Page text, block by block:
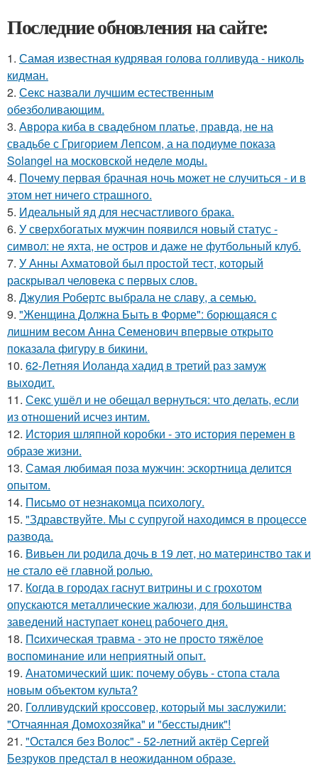
Последние обновления на сайте:
1. Самая известная кудрявая голова голливуда - николь
кидман.
2. Секс назвали лучшим естественным
обезболивающим.
3. Аврора киба в свадебном платье, правда, не на
свадьбе с Григорием Лепсом, а на подиуме показа
Solangel на московской неделе моды.
4. Почему первая брачная ночь может не случиться - и в
этом нет ничего страшного.
5. Идеальный яд для несчастливого брака.
6. У сверхбогатых мужчин появился новый статус -
символ: не яхта, не остров и даже не футбольный клуб.
7. У Анны Ахматовой был простой тест, который
раскрывал человека с первых слов.
8. Джулия Робертс выбрала не славу, а семью.
9. "Женщина Должна Быть в Форме": борющаяся с
лишним весом Анна Семенович впервые открыто
показала фигуру в бикини.
10. 62-Летняя Иоланда хадид в третий раз замуж
выходит.
11. Секс ушёл и не обещал вернуться: что делать, если
из отношений исчез интим.
12. История шляпной коробки - это история перемен в
образе жизни.
13. Самая любимая поза мужчин: эскортница делится
опытом.
14. Письмo от незнакомца пcихологу.
15. "Здравствуйте. Mы с супругой находимся в процессе
развода.
16. Вивьен ли родила дочь в 19 лет, но материнство так и
не стало её главной ролью.
17. Когда в городах гаснут витрины и с грохотом
опускаются металлические жалюзи, для большинства
заведений наступает конец рабочего дня.
18. Пcиxическая травма - это не просто тяжёлое
воспоминание или неприятный опыт.
19. Анатомический шик: почему обувь - стопа стала
новым объектом культа?
20. Голливудский кроссовер, который мы заслужили:
"Отчаянная Домохозяйка" и "бесстыдник"!
21. "Остался без Волос" - 52-летний актёр Сергей
Безруков предстал в неожиданном образе.